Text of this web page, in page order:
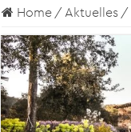
Home/Aktuelles/